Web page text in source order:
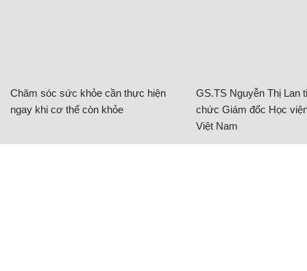
Chăm sóc sức khỏe cần thực hiện
ngay khi cơ thể còn khỏe
GS.TS Nguyễn Thị Lan
chức Giám đốc Học
Việt Nam